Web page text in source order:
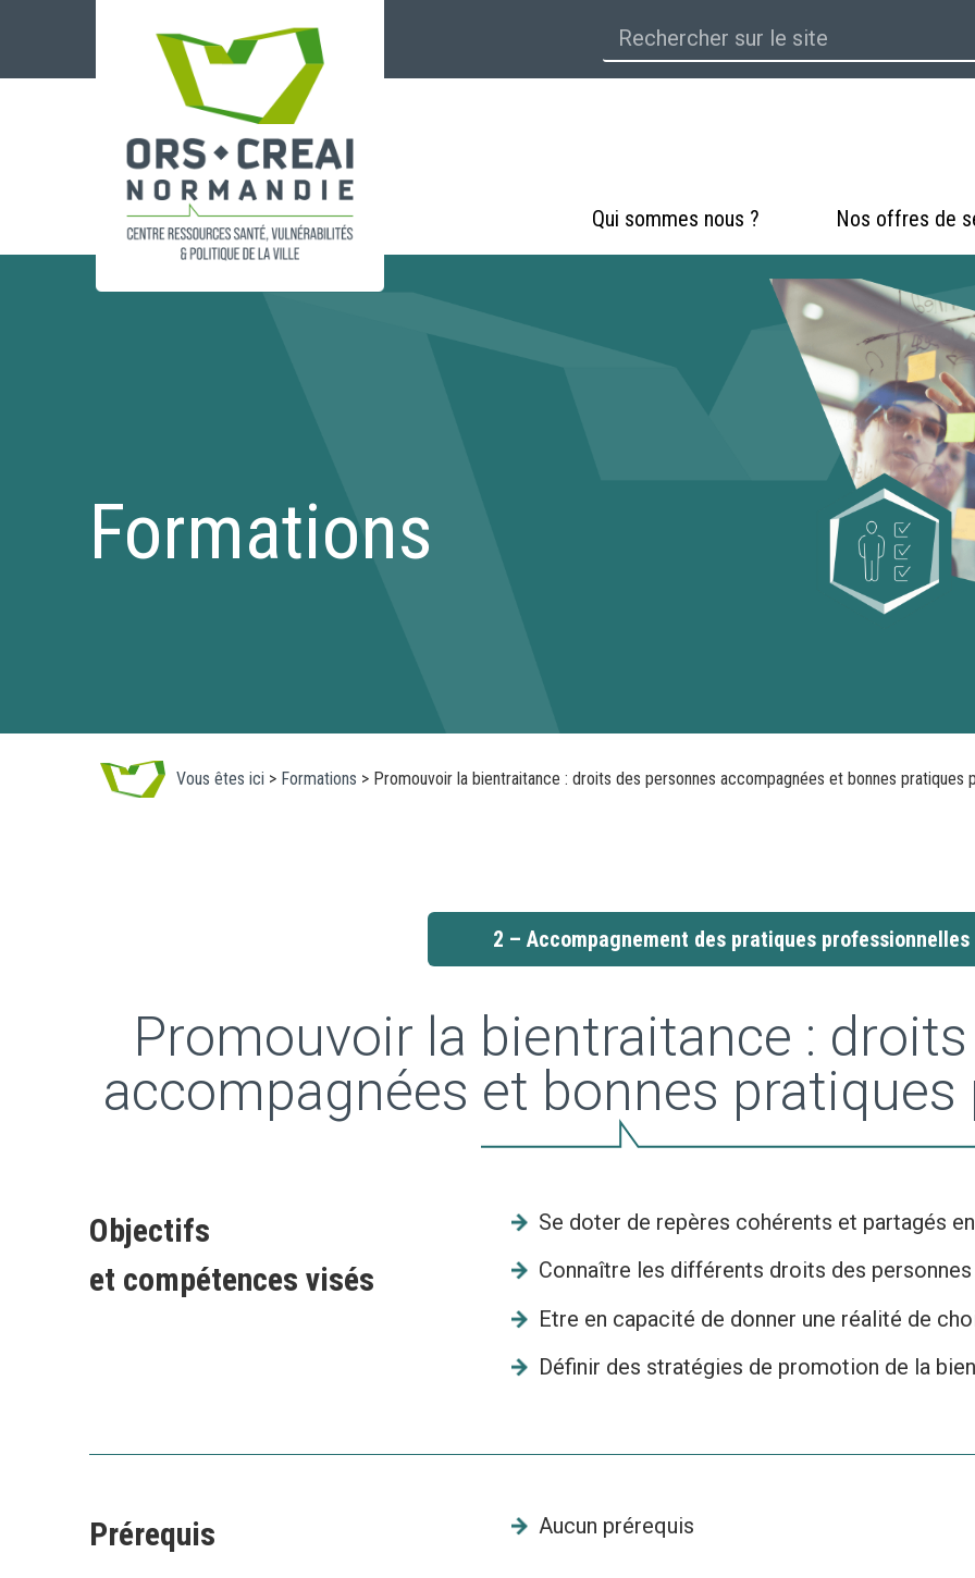
Qui sommes nous ? Nos offres de
Formations
Vous êtes ici > Formations > Promouvoir la bientraitance : droits des personnes accompagnées et bonnes pratiques
2 – Accompagnement des pratiques professionnelles
Promouvoir la bientraitance :
accompagnées et bonnes
Objectifs
et compétences visés
Se doter de repères cohérents et partagés
Connaître les différents droits des
Etre en capacité de donner une réalité de
Définir des stratégies de promotion de la
Prérequis Aucun prérequis